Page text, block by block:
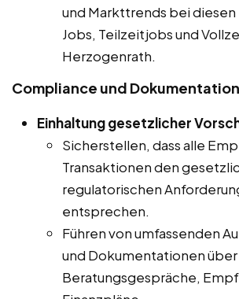
und Markttrends bei diesen
Jobs, Teilzeitjobs und
Herzogenrath.
Compliance und Dokumentation
Einhaltung gesetzlicher
Sicherstellen, dass alle
Transaktionen den
regulatorischen
entsprechen.
Führen von umfassenden
und Dokumentationen über
Beratungsgespräche,